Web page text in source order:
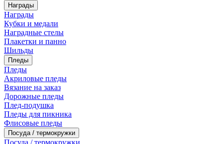
Награды
Награды
Кубки и медали
Наградные стелы
Плакетки и панно
Шильды
Пледы
Пледы
Акриловые пледы
Вязание на заказ
Дорожные пледы
Плед-подушка
Пледы для пикника
Флисовые пледы
Посуда / термокружки
Посуда / термокружки